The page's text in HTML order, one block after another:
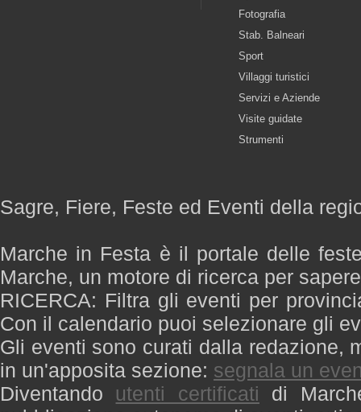
Fotografia
Stab. Balneari
Sport
Villaggi turistici
Servizi e Aziende
Visite guidate
Strumenti
Sagre, Fiere, Feste ed Eventi della
Marche in Festa è il portale delle
Marche, un motore di ricerca per
RICERCA: Filtra gli eventi per
Con il calendario puoi selezionare gli
Gli eventi sono curati dalla redazione,
in un'apposita sezione: segnala un
Diventando utenti certificati di